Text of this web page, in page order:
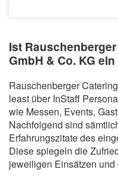
Ist
GmbH & Co. KG
Rauschenberger
least über InStaff
wie Messen, Events,
Nachfolgend sind
Erfahrungszitate des
Diese spiegeln die
jeweiligen Einsätzen